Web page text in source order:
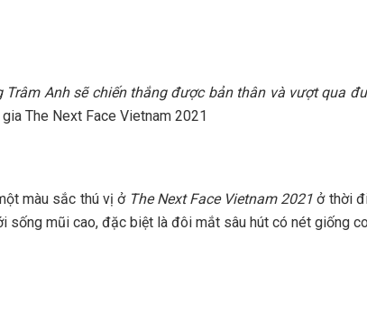
Anh sẽ chiến thắng đượcbản thân và vượt qua
The Next Face Vietnam 2021
màu sắc thú vị ở The Next Face Vietnam 2021 ở thời
mũi cao, đặc biệt là đôi mắt sâu hút có nét giống